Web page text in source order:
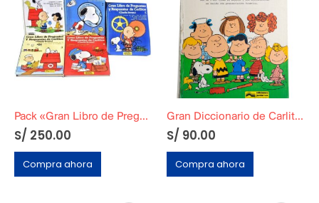
Pack «Gran Libro de Preguntas y Respuestas de Carlitos» Tomos del 1 al 5
S/ 250.00
Compra ahora
Gran Diccionario de Carlitos (Charlie Brown)
S/ 90.00
Compra ahora